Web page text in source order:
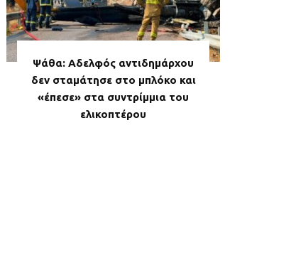
Ψάθα: Αδελφός αντιδημάρχου
δεν σταμάτησε στο μπλόκο και
«έπεσε» στα συντρίμμια του
ελικοπτέρου